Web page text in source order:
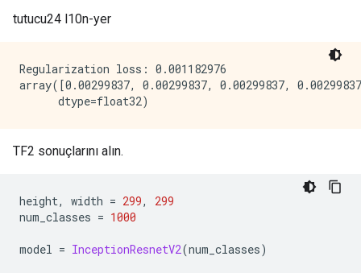
tutucu24 l10n-yer
Regularization loss: 0.001182976
array([0.00299837, 0.00299837, 0.00299837,
TF2 sonuçlarını alın.
height, width = 299,
299
num_classes = 1000
model = InceptionResnetV2(num_classes)